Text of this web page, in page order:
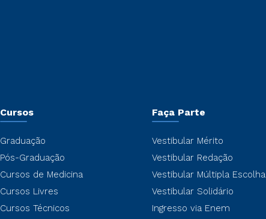
Cursos
Graduação
Pós-Graduação
Cursos de Medicina
Cursos Livres
Cursos Técnicos
Faça Parte
Vestibular Mérito
Vestibular Redação
Vestibular Múltipla Escolha
Vestibular Solidário
Ingresso via Enem